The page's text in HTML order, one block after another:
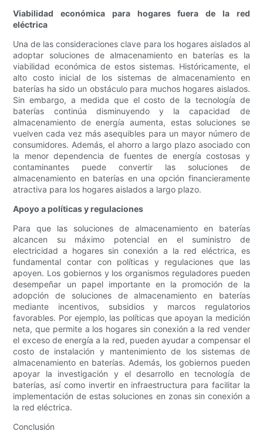
Viabilidad económica para hogares fuera de la red
eléctrica
Una de las consideraciones clave para los hogares aislados al
adoptar soluciones de almacenamiento en baterías es la
viabilidad económica de estos sistemas. Históricamente, el
alto costo inicial de los sistemas de almacenamiento en
baterías ha sido un obstáculo para muchos hogares aislados.
Sin embargo, a medida que el costo de la tecnología de
baterías continúa disminuyendo y la capacidad de
almacenamiento de energía aumenta, estas soluciones se
vuelven cada vez más asequibles para un mayor número de
consumidores. Además, el ahorro a largo plazo asociado con
la menor dependencia de fuentes de energía costosas y
contaminantes puede convertir las soluciones de
almacenamiento en baterías en una opción financieramente
atractiva para los hogares aislados a largo plazo.
Apoyo a políticas y regulaciones
Para que las soluciones de almacenamiento en baterías
alcancen su máximo potencial en el suministro de
electricidad a hogares sin conexión a la red eléctrica, es
fundamental contar con políticas y regulaciones que las
apoyen. Los gobiernos y los organismos reguladores pueden
desempeñar un papel importante en la promoción de la
adopción de soluciones de almacenamiento en baterías
mediante incentivos, subsidios y marcos regulatorios
favorables. Por ejemplo, las políticas que apoyan la medición
neta, que permite a los hogares sin conexión a la red vender
el exceso de energía a la red, pueden ayudar a compensar el
costo de instalación y mantenimiento de los sistemas de
almacenamiento en baterías. Además, los gobiernos pueden
apoyar la investigación y el desarrollo en tecnología de
baterías, así como invertir en infraestructura para facilitar la
implementación de estas soluciones en zonas sin conexión a
la red eléctrica.
Conclusión